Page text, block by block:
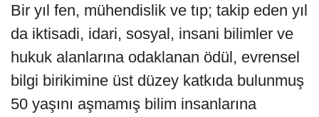
Bir yıl fen, mühendislik ve tıp; takip eden yıl
da iktisadi, idari, sosyal, insani bilimler ve
hukuk alanlarına odaklanan ödül, evrensel
bilgi birikimine üst düzey katkıda bulunmuş
50 yaşını aşmamış bilim insanlarına